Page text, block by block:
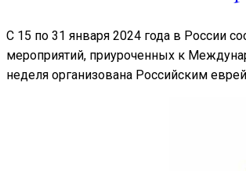
С 15 по 31 января 2024 года в России
мероприятий, приуроченных к
неделя организована Российским